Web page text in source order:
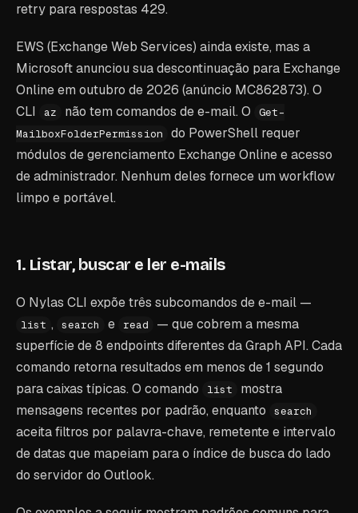
retry para respostas 429.
EWS (Exchange Web Services) ainda existe, mas a
Microsoft anunciou sua descontinuação para Exchange
Online em outubro de 2026 (anúncio MC862873). O
CLI
az não tem comandos de e-mail. O
Get-
MailboxFolderPermission
do PowerShell requer
módulos de gerenciamento Exchange Online e acesso
de administrador. Nenhum deles fornece um workflow
limpo e portável.
1. Listar, buscar e ler e-mails
O Nylas CLI expõe três subcomandos de e-mail —
list , search e read
— que cobrem a mesma
superfície de 8 endpoints diferentes da Graph API. Cada
comando retorna resultados em menos de 1 segundo
para caixas típicas. O comando
list
mostra
mensagens recentes por padrão, enquanto
search
aceita filtros por palavra-chave, remetente e intervalo
de datas que mapeiam para o índice de busca do lado
do servidor do Outlook.